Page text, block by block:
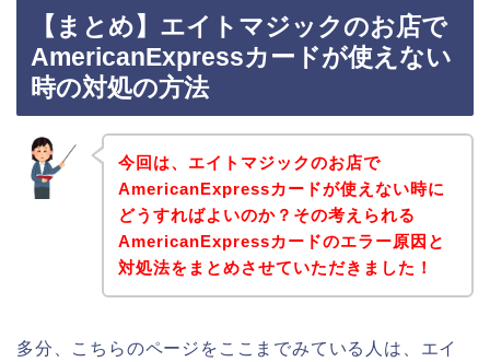
【まとめ】エイトマジックのお店で
AmericanExpressカードが使えない
時の対処の方法
今回は、エイトマジックのお店で
AmericanExpressカードが使えない時に
どうすればよいのか？その考えられる
AmericanExpressカードのエラー原因と
対処法をまとめさせていただきました！
多分、こちらのページをここまでみている人は、エイ